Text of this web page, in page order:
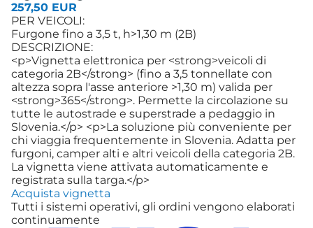
257,50 EUR
PER VEICOLI:
Furgone fino a 3,5 t, h>1,30 m (2B)
DESCRIZIONE:
<p>Vignetta elettronica per <strong>veicoli di
categoria 2B</strong> (fino a 3,5 tonnellate con
altezza sopra l'asse anteriore >1,30 m) valida per
<strong>365</strong>. Permette la circolazione su
tutte le autostrade e superstrade a pedaggio in
Slovenia.</p> <p>La soluzione più conveniente per
chi viaggia frequentemente in Slovenia. Adatta per
furgoni, camper alti e altri veicoli della categoria 2B.
La vignetta viene attivata automaticamente e
registrata sulla targa.</p>
Acquista vignetta
Tutti i sistemi operativi, gli ordini vengono elaborati
continuamente